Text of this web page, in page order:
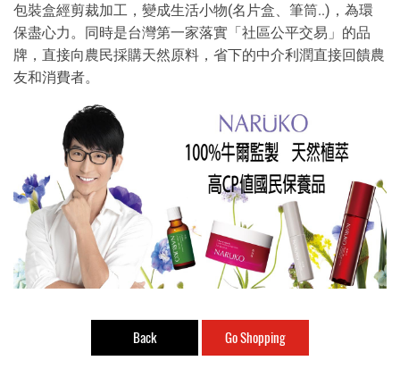
包裝盒經剪裁加工，變成生活小物(名片盒、筆筒..)，為環
保盡心力。同時是台灣第一家落實「社區公平交易」的品
牌，直接向農民採購天然原料，省下的中介利潤直接回饋農
友和消費者。
Back Go Shopping